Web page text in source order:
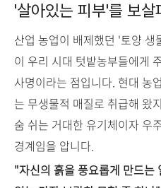
'살아있는 피부'를 보살
산업 농업이 배제했던 '토양
이 우리 시대 텃밭농부들에게
사명이라는 점입니다. 현대 농
는 무생물적 매질로 취급해 왔
숨 쉬는 거대한 유기체이자 우
경계임을 압니다.
"자신의 흙을 풍요롭게 만드는